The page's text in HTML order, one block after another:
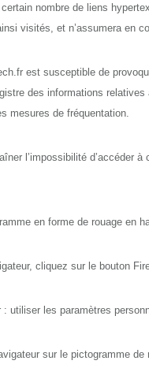
nombre de liens
visités, et n’assumera en
est susceptible de
des informations
mesures de fréquentation.
l’impossibilité
en forme de rouage en
cliquez sur le bouton
utiliser les paramètres
sur le pictogramme